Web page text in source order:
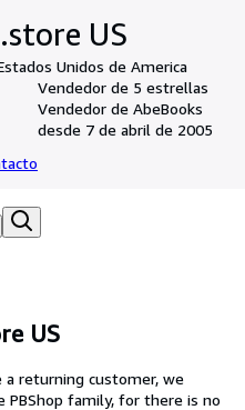
US
Unidos de America
Vendedor de 5 estrellas
Vendedor de AbeBooks
desde 7 de abril de 2005
US
returning customer, we
family, for there is no